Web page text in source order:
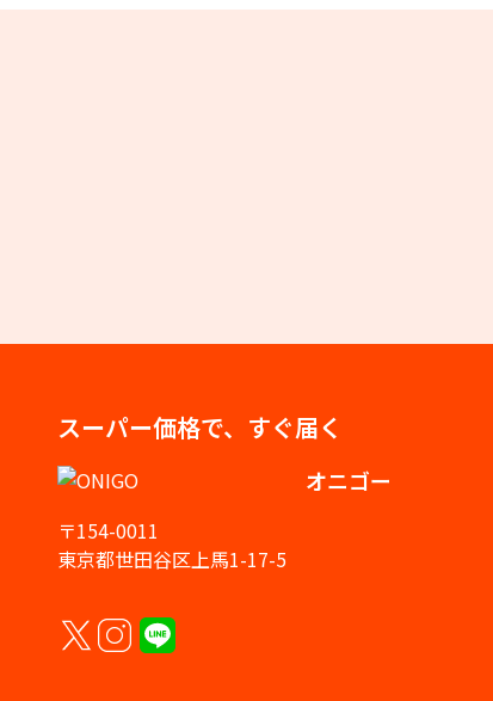
スーパー価格で、すぐ届く
オニゴー
〒154-0011
東京都世田谷区上馬1-17-5